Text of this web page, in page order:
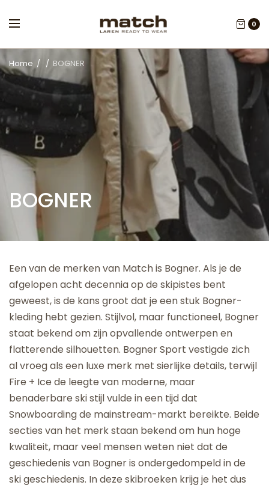
0
Home / / BOGNER
BOGNER
Een van de merken van Match is Bogner. Als je de
afgelopen acht decennia op de skipistes bent
geweest, is de kans groot dat je een stuk Bogner-
kleding hebt gezien. Stijlvol, maar functioneel, Bogner
staat bekend om zijn opvallende ontwerpen en
flatterende silhouetten. Bogner Sport vestigde zich
al vroeg als een luxe merk met sierlijke details, terwijl
Fire + Ice de leegte van moderne, maar
benaderbare ski stijl vulde in een tijd dat
Snowboarding de mainstream-markt bereikte. Beide
secties van het merk staan bekend om hun hoge
kwaliteit, maar veel mensen weten niet dat de
geschiedenis van Bogner is ondergedompeld in de
ski geschiedenis. In deze skibroeken krijg je het dus